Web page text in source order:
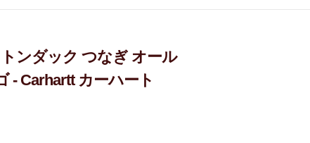
ンダック つなぎ オール
- Carhartt カーハート